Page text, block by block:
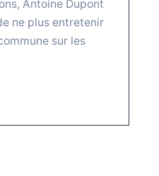
Antoine Dupont
ne plus entretenir
sur les